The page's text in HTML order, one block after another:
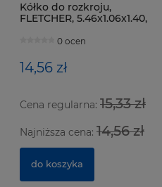
Kółko do rozkroju,
FLETCHER, 5.46x1.06x1.40,
0 ocen
14,56 zł
Cena regularna: 15,33 zł
Najniższa cena: 14,56 zł
do koszyka